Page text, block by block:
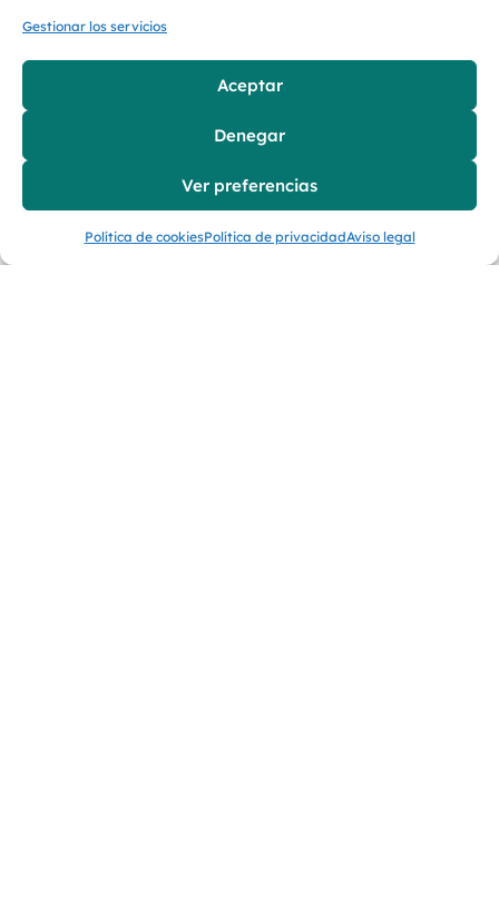
Gestionar los servicios
Aceptar
Denegar
Ver preferencias
Política de cookiesPolítica de privacidadAviso legal